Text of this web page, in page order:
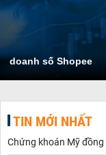
doanh số Shopee
TIN MỚI NHẤT
Chứng khoán Mỹ